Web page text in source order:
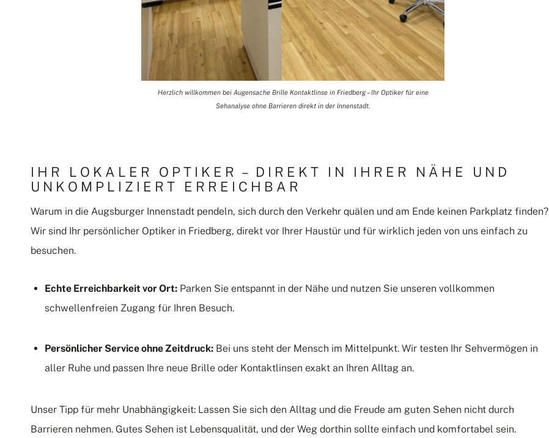
Herzlich willkommen bei Augensache Brille Kontaktlinse in Friedberg – Ihr Optiker für eine
Sehanalyse ohne Barrieren direkt in der Innenstadt.
IHR LOKALER OPTIKER – DIREKT IN IHRER NÄHE UND
UNKOMPLIZIERT ERREICHBAR
Warum in die Augsburger Innenstadt pendeln, sich durch den Verkehr quälen und am Ende keinen Parkplatz finden?
Wir sind Ihr persönlicher Optiker in Friedberg, direkt vor Ihrer Haustür und für wirklich jeden von uns einfach zu
besuchen.
Echte Erreichbarkeit vor Ort: Parken Sie entspannt in der Nähe und nutzen Sie unseren vollkommen
schwellenfreien Zugang für Ihren Besuch.
Persönlicher Service ohne Zeitdruck: Bei uns steht der Mensch im Mittelpunkt. Wir testen Ihr Sehvermögen in
aller Ruhe und passen Ihre neue Brille oder Kontaktlinsen exakt an Ihren Alltag an.
Unser Tipp für mehr Unabhängigkeit: Lassen Sie sich den Alltag und die Freude am guten Sehen nicht durch
Barrieren nehmen. Gutes Sehen ist Lebensqualität, und der Weg dorthin sollte einfach und komfortabel sein.